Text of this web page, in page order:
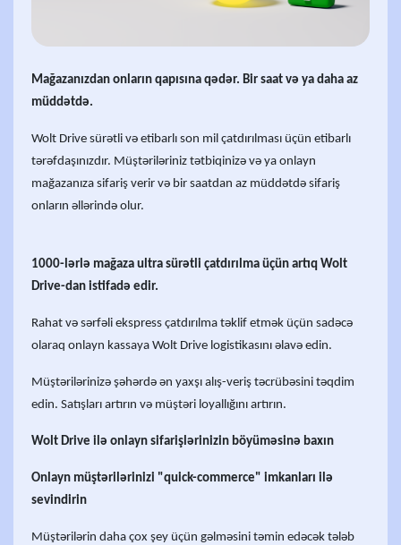
Mağazanızdan onların qapısına qədər. Bir saat və ya daha az
müddətdə.
Wolt Drive sürətli və etibarlı son mil çatdırılması üçün etibarlı
tərəfdaşınızdır. Müştəriləriniz tətbiqinizə və ya onlayn
mağazanıza sifariş verir və bir saatdan az müddətdə sifariş
onların əllərində olur.
1000-lərlə mağaza ultra sürətli çatdırılma üçün artıq Wolt
Drive-dan istifadə edir.
Rahat və sərfəli ekspress çatdırılma təklif etmək üçün sadəcə
olaraq onlayn kassaya Wolt Drive logistikasını əlavə edin.
Müştərilərinizə şəhərdə ən yaxşı alış-veriş təcrübəsini təqdim
edin. Satışları artırın və müştəri loyallığını artırın.
Wolt Drive ilə onlayn sifarişlərinizin böyüməsinə baxın
Onlayn müştərilərinizi "quick-commerce" imkanları ilə
sevindirin
Müştərilərin daha çox şey üçün gəlməsini təmin edəcək tələb